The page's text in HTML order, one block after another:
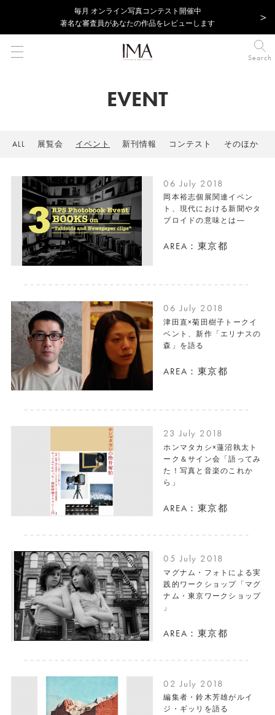
毎⽉ オンライン写真コンテスト開催中
著名な審査員があなたの作品をレビューします
Search
EVENT
ALL 展覧会 イベント 新刊情報 コンテスト そのほか
06 July 2018
岡本裕志個展関連イベン
ト、現代における新聞やタ
ブロイドの意味とは―
AREA：東京都
06 July 2018
津田直×菊田樹子トークイ
ベント、新作「エリナスの
森」を語る
AREA：東京都
23 July 2018
ホンマタカシ×蓮沼執太ト
ーク＆サイン会「語ってみ
た！写真と音楽のこれか
ら」
AREA：東京都
05 July 2018
マグナム・フォトによる実
践的ワークショップ「マグ
ナム・東京ワークショップ
」
AREA：東京都
02 July 2018
編集者・鈴木芳雄がルイ
ジ・ギッリを語る